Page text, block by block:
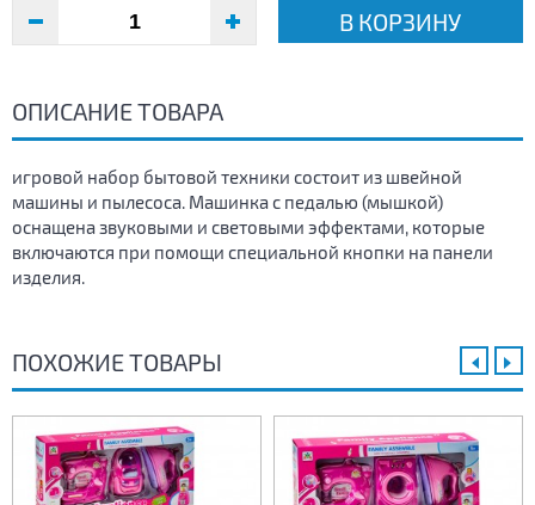
В КОРЗИНУ
ОПИСАНИЕ ТОВАРА
игровой набор бытовой техники состоит из швейной
машины и пылесоса. Машинка с педалью (мышкой)
оснащена звуковыми и световыми эффектами, которые
включаются при помощи специальной кнопки на панели
изделия.
ПОХОЖИЕ ТОВАРЫ